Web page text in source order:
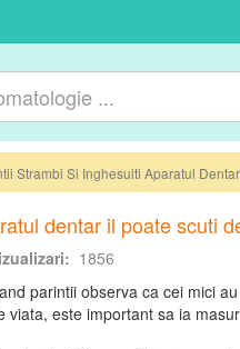
Strambi Si Inghesuiti Aparatul
dentar il poate scuti
1856
parintii observa ca cei mici
viata, este important sa ia